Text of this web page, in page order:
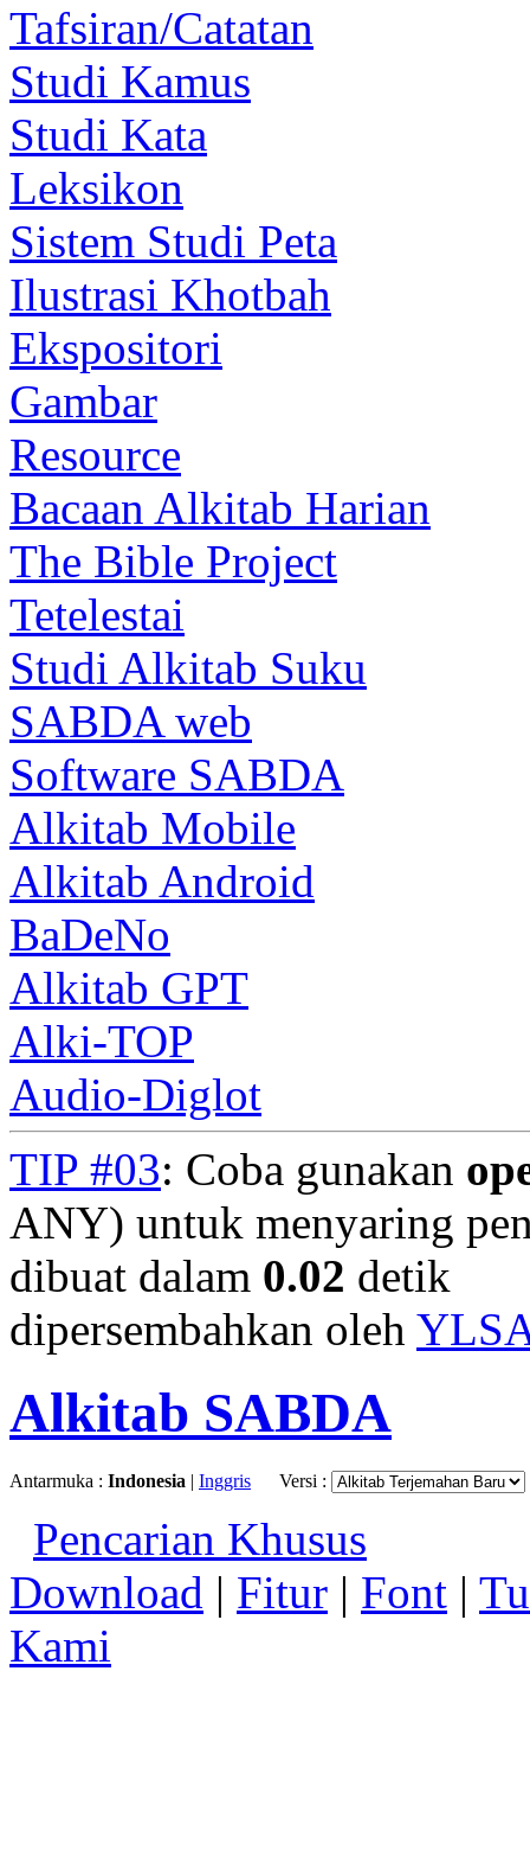
Tafsiran/Catatan
Studi Kamus
Studi Kata
Leksikon
Sistem Studi Peta
Ilustrasi Khotbah
Ekspositori
Gambar
Resource
Bacaan Alkitab Harian
The Bible Project
Tetelestai
Studi Alkitab Suku
SABDA web
Software SABDA
Alkitab Mobile
Alkitab Android
BaDeNo
Alkitab GPT
Alki-TOP
Audio-Diglot
TIP #03: Coba gunakan
ANY) untuk menyaring
dibuat dalam 0.02 detik
dipersembahkan oleh
Alkitab SABDA
Antarmuka : Indonesia | Inggris Versi :
Pencarian Khusus
Download | Fitur | Font |
Kami